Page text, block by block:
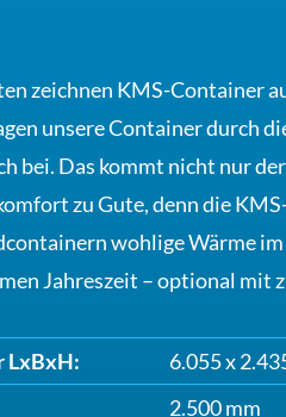
zeichnen KMS-Container
unsere Container durch
bei. Das kommt nicht nur
zu Gute, denn die
wohlige Wärme
Jahreszeit – optional mit
LxBxH:
6.055 x
2.500 mm